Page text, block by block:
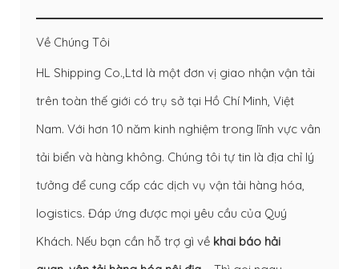
Về Chúng Tôi
HL Shipping Co.,Ltd là một đơn vị giao nhận vận tải
trên toàn thế giới có trụ sở tại Hồ Chí Minh, Việt
Nam. Với hơn 10 năm kinh nghiệm trong lĩnh vực vân
tải biển và hàng không. Chúng tôi tự tin là địa chỉ lý
tưởng để cung cấp các dịch vụ vận tải hàng hóa,
logistics. Đáp ứng được mọi yêu cầu của Quý
Khách. Nếu bạn cần hỗ trợ gì về khai báo hải